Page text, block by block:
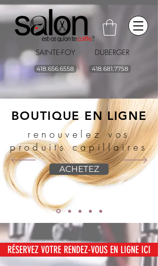
SAINTE-FOY DUBERGER
418.656.6558 418.681.7758
BOUTIQUE EN LIGNE
renouvelez vos
produits capillaires
ACHETEZ
RÉSERVEZ VOTRE RENDEZ-VOUS EN LIGNE ICI